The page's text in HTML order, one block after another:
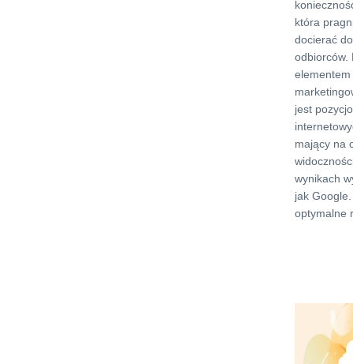
która
docierać
odbiorców.
jest
mający na
wynikach
jak
optymalne